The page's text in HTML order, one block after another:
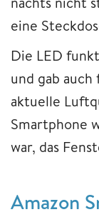
eine
Die LED
und gab
aktuelle
Smartphone
war, das
Amazon